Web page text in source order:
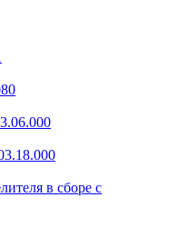
в сборе с